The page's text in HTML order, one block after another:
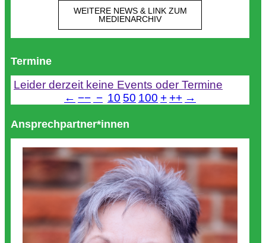
WEITERE NEWS & LINK ZUM
MEDIENARCHIV
Termine
Leider derzeit keine Events oder Termine
← −− − 10 50 100 + ++ →
Ansprechpartner*innen